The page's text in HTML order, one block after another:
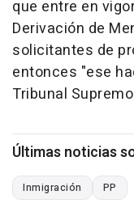
que entre en
Derivación de
solicitantes de
entonces "ese
Tribunal
Últimas noticias
Inmigración PP